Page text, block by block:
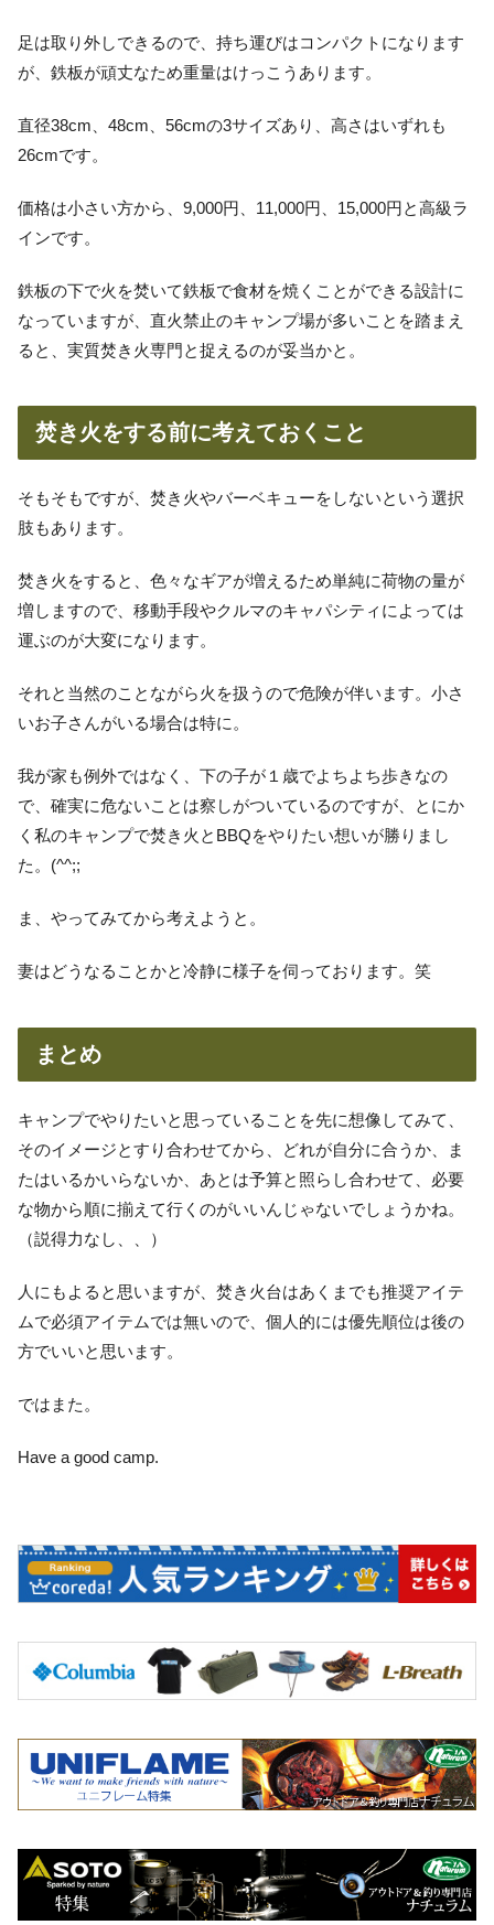
足は取り外しできるので、持ち運びはコンパクトになります
が、鉄板が頑丈なため重量はけっこうあります。
直径38cm、48cm、56cmの3サイズあり、高さはいずれも
26cmです。
価格は小さい方から、9,000円、11,000円、15,000円と高級ラ
インです。
鉄板の下で火を焚いて鉄板で食材を焼くことができる設計に
なっていますが、直火禁止のキャンプ場が多いことを踏まえ
ると、実質焚き火専門と捉えるのが妥当かと。
焚き火をする前に考えておくこと
そもそもですが、焚き火やバーベキューをしないという選択
肢もあります。
焚き火をすると、色々なギアが増えるため単純に荷物の量が
増しますので、移動手段やクルマのキャパシティによっては
運ぶのが大変になります。
それと当然のことながら火を扱うので危険が伴います。小さ
いお子さんがいる場合は特に。
我が家も例外ではなく、下の子が１歳でよちよち歩きなの
で、確実に危ないことは察しがついているのですが、とにか
く私のキャンプで焚き火とBBQをやりたい想いが勝りまし
た。(^^;;
ま、やってみてから考えようと。
妻はどうなることかと冷静に様子を伺っております。笑
まとめ
キャンプでやりたいと思っていることを先に想像してみて、
そのイメージとすり合わせてから、どれが自分に合うか、ま
たはいるかいらないか、あとは予算と照らし合わせて、必要
な物から順に揃えて行くのがいいんじゃないでしょうかね。
（説得力なし、、）
人にもよると思いますが、焚き火台はあくまでも推奨アイテ
ムで必須アイテムでは無いので、個人的には優先順位は後の
方でいいと思います。
ではまた。
Have a good camp.